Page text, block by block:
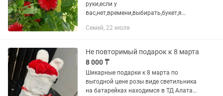
руки,если у
вас,нет,времени,выбирать,букет,я
видео, или фото, жду,званков,запись за
Семей, 22 июля
Не повторимый подарок к 8 марта
8 000 ₸
Шикарные подарки к 8 марта по
выгодной цене розы виде светильника
на батарейках находимся в ТД Алатау